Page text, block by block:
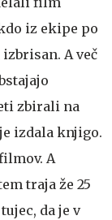
iz ekipe po
A več
zbirali na
izdala knjigo.
A
traja že 25
da je v